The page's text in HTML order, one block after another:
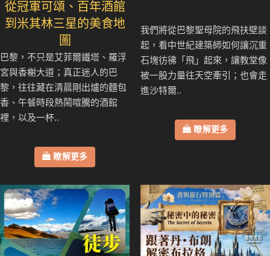
從冠軍可頌、百年酒館
到米其林三星的美食地
圖
巴黎，不只是艾菲爾鐵塔、羅浮
宮與香榭大道；真正迷人的巴
黎，往往藏在清晨剛出爐的麵包
香、午餐時段熱鬧喧騰的酒館
裡，以及一杯..
瞭解更多
我們將從巴黎聖母院的飛扶壁談
起，看中世紀建築師如何讓沉重
石塊彷彿「飛」起來，讓教堂像
被一股力量往天空牽引；也會走
進沙特爾..
瞭解更多